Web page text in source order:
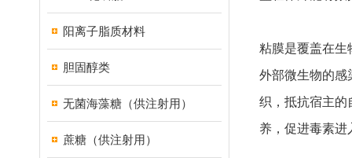
阳离子脂质材料
胆固醇类
无菌海藻糖（供注射用）
蔗糖（供注射用）
粘膜是覆盖在生
外部微生物的感
织，抵抗宿主的
养，促进毒素